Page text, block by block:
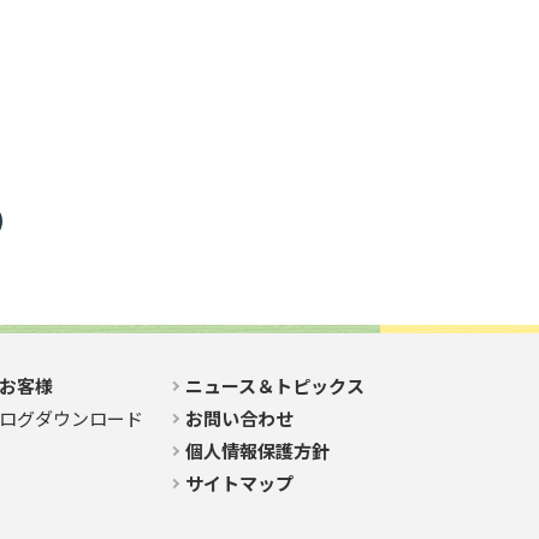
客様
グダウンロード
ニュース＆トピックス
お問い合わせ
個人情報保護方針
サイトマップ